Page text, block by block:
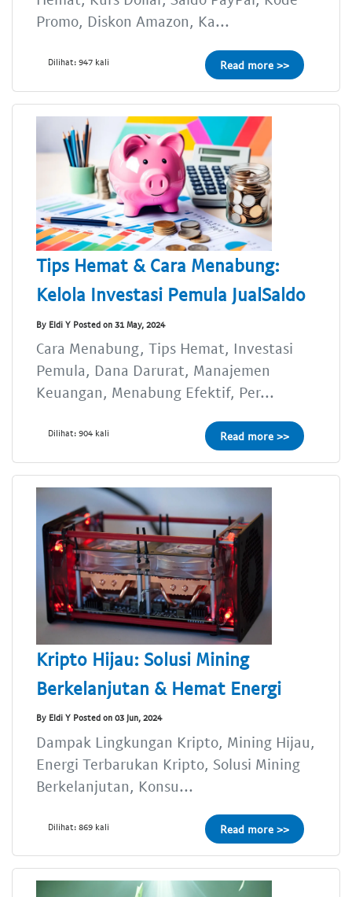
Promo, Diskon Amazon, Ka...
Dilihat: 947 kali Read more >>
Tips Hemat & Cara Menabung:
Kelola Investasi Pemula JualSaldo
By Eldi Y Posted on 31 May, 2024
Cara Menabung, Tips Hemat, Investasi
Pemula, Dana Darurat, Manajemen
Keuangan, Menabung Efektif, Per...
Dilihat: 904 kali Read more >>
Kripto Hijau: Solusi Mining
Berkelanjutan & Hemat Energi
By Eldi Y Posted on 03 Jun, 2024
Dampak Lingkungan Kripto, Mining Hijau,
Energi Terbarukan Kripto, Solusi Mining
Berkelanjutan, Konsu...
Dilihat: 869 kali Read more >>